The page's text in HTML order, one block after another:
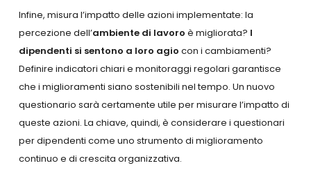
Infine, misura l’impatto delle azioni implementate: la
percezione dell’ambiente di lavoro è migliorata? I
dipendenti si sentono a loro agio con i cambiamenti?
Definire indicatori chiari e monitoraggi regolari garantisce
che i miglioramenti siano sostenibili nel tempo. Un nuovo
questionario sarà certamente utile per misurare l’impatto di
queste azioni. La chiave, quindi, è considerare i questionari
per dipendenti come uno strumento di miglioramento
continuo e di crescita organizzativa.